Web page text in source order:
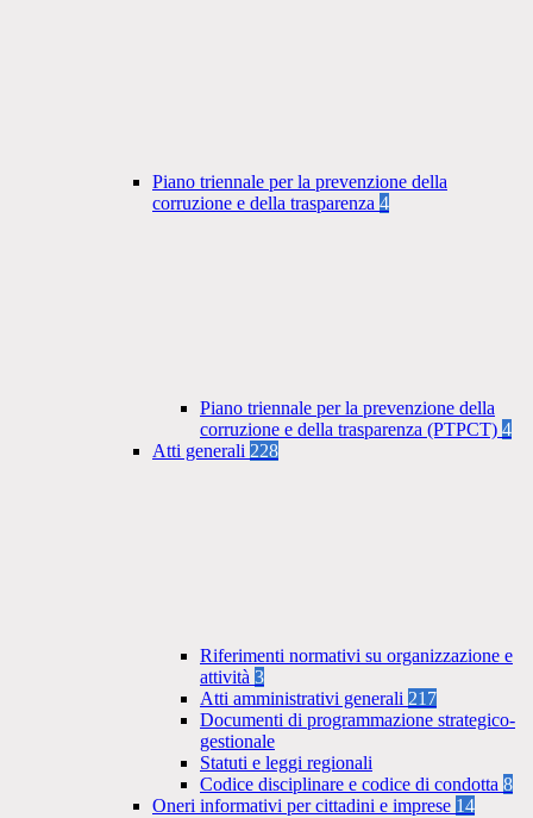
Piano triennale per la prevenzione della
corruzione e della trasparenza 4
Piano triennale per la prevenzione della
corruzione e della trasparenza (PTPCT) 4
Atti generali 228
Riferimenti normativi su organizzazione e
attività 3
Atti amministrativi generali 217
Documenti di programmazione strategico-
gestionale
Statuti e leggi regionali
Codice disciplinare e codice di condotta 8
Oneri informativi per cittadini e imprese 14